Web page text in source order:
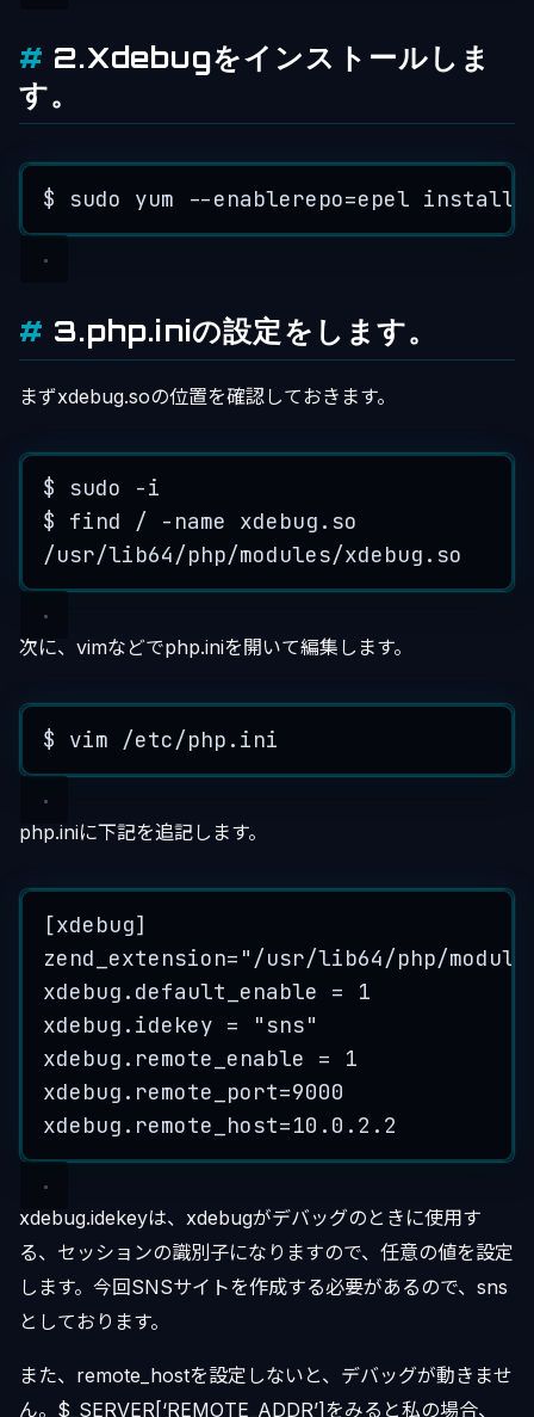
2.Xdebugをインストールしま
す。
$ sudo yum --enablerepo=epel install
3.php.iniの設定をします。
まずxdebug.soの位置を確認しておきます。
$ sudo -i
$
find / - name xdebug . so
/usr/lib64/php/modules/xdebug . so
次に、vimなどでphp.iniを開いて編集します。
$ vim /etc/php . ini
php.iniに下記を追記します。
[xdebug]
zend_extension= " /usr/lib64/php/
xdebug . default_enable =
1
xdebug . idekey = " sns"
xdebug . remote_enable =
1
xdebug . remote_port=9000
xdebug . remote_host=10.0 . 2.2
xdebug.idekeyは、xdebugがデバッグのときに使用す
る、セッションの識別子になりますので、任意の値を設定
します。今回SNSサイトを作成する必要があるので、sns
としております。
また、remote_hostを設定しないと、デバッグが動きませ
ん。$_SERVER[‘REMOTE_ADDR’]をみると私の場合、